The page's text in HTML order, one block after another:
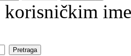
korisničkim